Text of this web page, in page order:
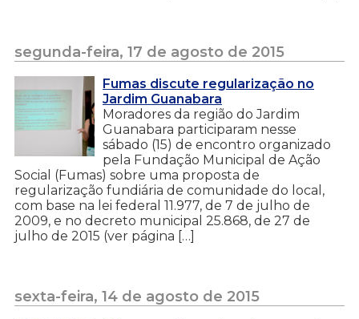
segunda-feira, 17 de agosto de 2015
Fumas discute regularização no
Jardim Guanabara
Moradores da região do Jardim
Guanabara participaram nesse
sábado (15) de encontro organizado
pela Fundação Municipal de Ação
Social (Fumas) sobre uma proposta de
regularização fundiária de comunidade do local,
com base na lei federal 11.977, de 7 de julho de
2009, e no decreto municipal 25.868, de 27 de
julho de 2015 (ver página […]
sexta-feira, 14 de agosto de 2015